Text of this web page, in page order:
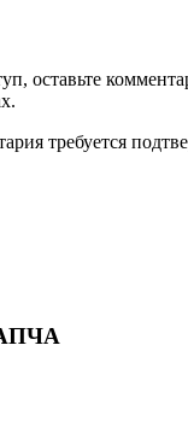
оставьте
требуется